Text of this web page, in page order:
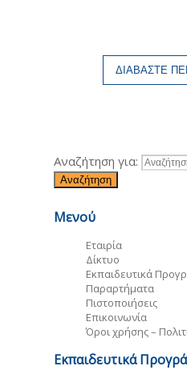
ΔΙΑΒΑΣΤΕ
Αναζήτηση για:
Αναζήτηση
Μενού
Εταιρία
Δίκτυο
Εκπαιδευτικά
Παραρτήματα
Πιστοποιήσεις
Επικοινωνία
Όροι χρήσης –
Εκπαιδευτικά